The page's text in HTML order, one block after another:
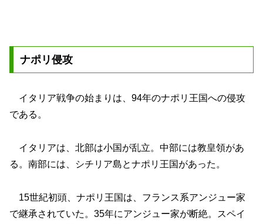
ナポリ侵攻
イタリア戦争の始まりは、94年のナポリ王国への侵攻
である。
イタリアは、北部は小国が乱立。中部には教皇領があ
る。南部には、シチリア島とナポリ王国があった。
15世紀初頭、ナポリ王国は、フランス系アンジュー家
で継承されていた。35年にアンジュー家が断絶。スペイ